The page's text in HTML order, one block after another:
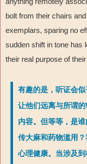
bolt from their chairs
exemplars, sparing no
sudden shift in tone has
their real purpose of
有趣的是，听证会
让他们远离与所谓
内容。但等等，是
传大麻和药物滥用
心理健康。当涉及到